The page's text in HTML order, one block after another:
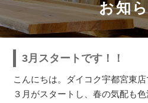
お知
3月スタートです！！
こんにちは。ダイコク宇都宮東店
３月がスタートし、春の気配も